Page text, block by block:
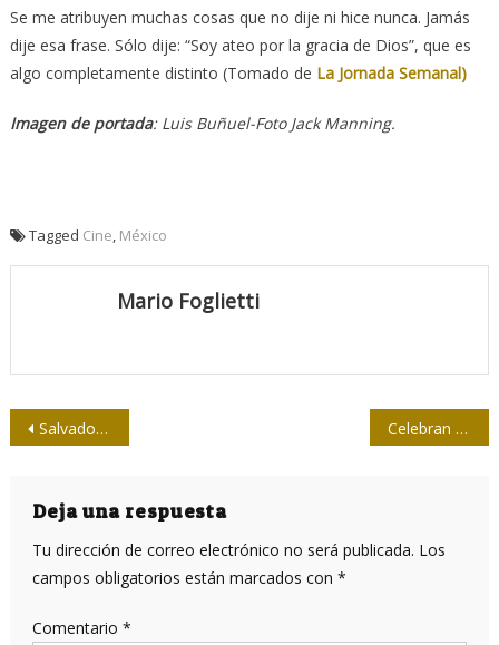
Se me atribuyen muchas cosas que no dije ni hice nunca. Jamás
dije esa frase. Sólo dije: “Soy ateo por la gracia de Dios”, que es
algo completamente distinto (Tomado de La Jornada Semanal)
Imagen de portada: Luis Buñuel-Foto Jack Manning.
Tagged Cine México
Mario Foglietti
Navegación
entradas
Salvador Allende, si hubiese sido… Celebran en Venezuela Congreso Mundial contra el Fascismo
Deja una respuesta
Tu dirección de correo electrónico no será publicada. Los
campos obligatorios están marcados con *
Comentario *